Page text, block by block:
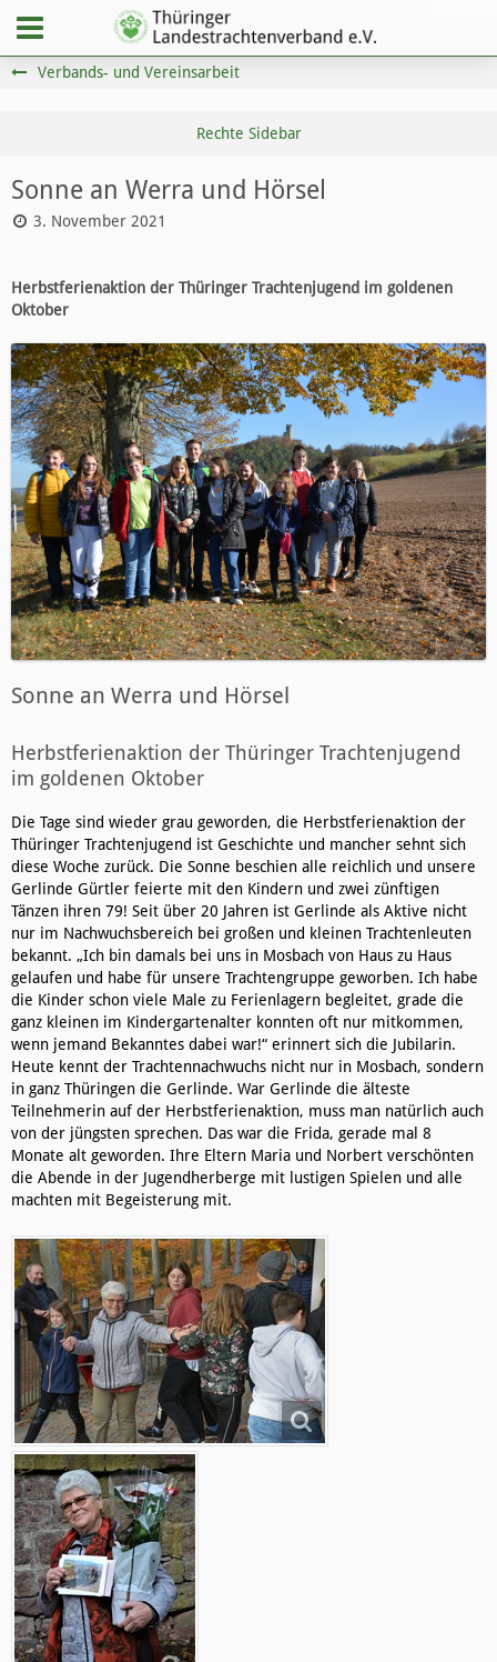
Verbands- und Vereinsarbeit
Sonne an Werra und Hörsel
3. November 2021
Herbstferienaktion der Thüringer Trachtenjugend im goldenen
Oktober
Sonne an Werra und Hörsel
Herbstferienaktion der Thüringer Trachtenjugend
im goldenen Oktober
Die Tage sind wieder grau geworden, die Herbstferienaktion der
Thüringer Trachtenjugend ist Geschichte und mancher sehnt sich
diese Woche zurück. Die Sonne beschien alle reichlich und unsere
Gerlinde Gürtler feierte mit den Kindern und zwei zünftigen
Tänzen ihren 79! Seit über 20 Jahren ist Gerlinde als Aktive nicht
nur im Nachwuchsbereich bei großen und kleinen Trachtenleuten
bekannt. „Ich bin damals bei uns in Mosbach von Haus zu Haus
gelaufen und habe für unsere Trachtengruppe geworben. Ich habe
die Kinder schon viele Male zu Ferienlagern begleitet, grade die
ganz kleinen im Kindergartenalter konnten oft nur mitkommen,
wenn jemand Bekanntes dabei war!“ erinnert sich die Jubilarin.
Heute kennt der Trachtennachwuchs nicht nur in Mosbach, sondern
in ganz Thüringen die Gerlinde. War Gerlinde die älteste
Teilnehmerin auf der Herbstferienaktion, muss man natürlich auch
von der jüngsten sprechen. Das war die Frida, gerade mal 8
Monate alt geworden. Ihre Eltern Maria und Norbert verschönten
die Abende in der Jugendherberge mit lustigen Spielen und alle
machten mit Begeisterung mit.